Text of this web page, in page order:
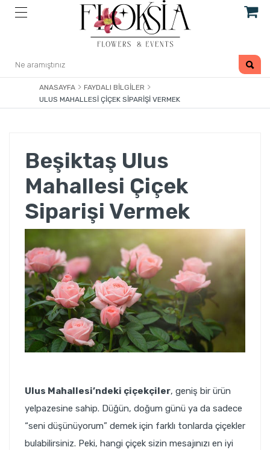
ANASAYFA
FAYDALI BILGILER
ULUS MAHALLESI ÇIÇEK SIPARIŞI VERMEK
Beşiktaş Ulus
Mahallesi Çiçek
Siparişi Vermek
Ulus Mahallesi’ndeki çiçekçiler, geniş bir ürün
yelpazesine sahip. Düğün, doğum günü ya da sadece
“seni düşünüyorum” demek için farklı tonlarda çiçekler
bulabilirsiniz. Peki, hangi çiçek sizin mesajınızı en iyi